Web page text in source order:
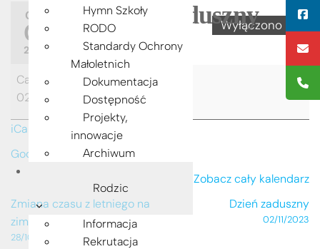
CZE
01
2023
Wyłączono
Dzień zaduszny
przez ADMIN
Dzień
zaduszny
Cały dzień
02/11/2023
iCal
Google
Zobacz cały kalendarz
Nawigacja
wpisu
Zmiana czasu z letniego na
zimowy
28/10/2023
Dzień zaduszny
02/11/2023
Hymn Szkoły
RODO
Standardy Ochrony
Małoletnich
Dokumentacja
Dostępność
Projekty,
innowacje
Archiwum
Rodzic
Informacja
Rekrutacja